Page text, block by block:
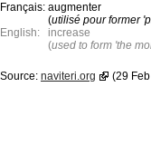
Français: augmenter
(utilisé pour former
English:
increase
(used to form 'the
Source: naviteri.org (29